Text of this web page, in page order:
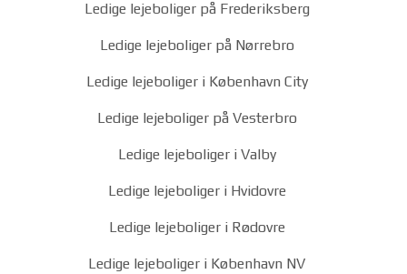
Ledige lejeboliger på Frederiksberg
Ledige lejeboliger på Nørrebro
Ledige lejeboliger i København City
Ledige lejeboliger på Vesterbro
Ledige lejeboliger i Valby
Ledige lejeboliger i Hvidovre
Ledige lejeboliger i Rødovre
Ledige lejeboliger i København NV